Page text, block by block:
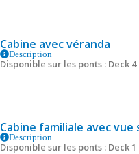
Cabine avec véranda
Description
Disponible sur les ponts : Deck
Cabine familiale avec vue
Description
Disponible sur les ponts : Deck